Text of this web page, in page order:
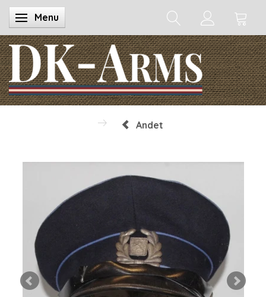
Skifte navigation
Menu
Andet